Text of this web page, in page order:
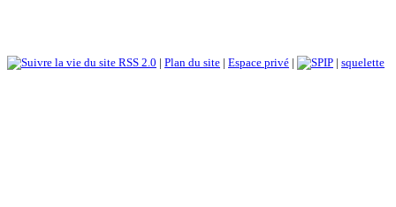
RSS 2.0 | Plan du site | Espace privé | | squelette